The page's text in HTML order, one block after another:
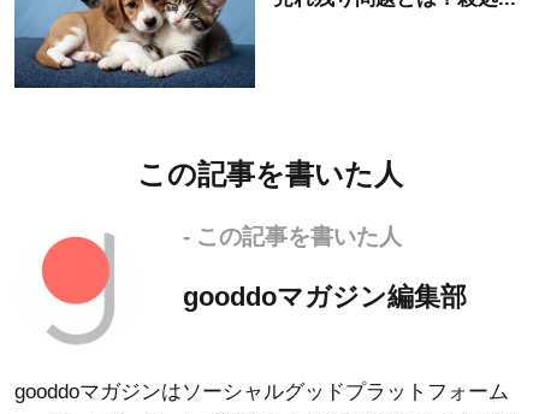
この記事を書いた人
- この記事を書いた人
gooddoマガジン編集部
gooddoマガジンはソーシャルグッドプラットフォーム